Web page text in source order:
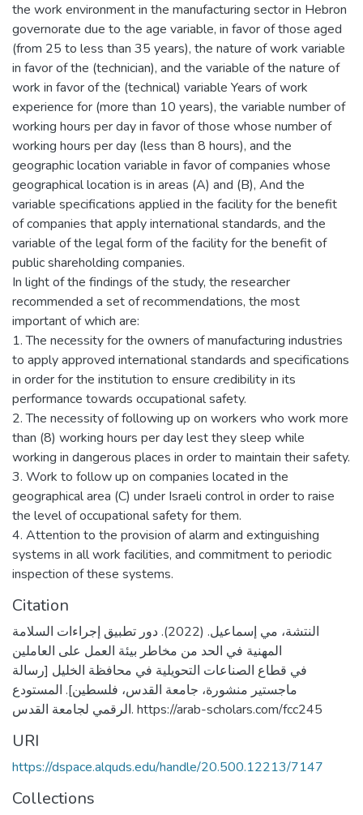
the work environment in the manufacturing sector in Hebron
governorate due to the age variable, in favor of those aged
(from 25 to less than 35 years), the nature of work variable
in favor of the (technician), and the variable of the nature of
work in favor of the (technical) variable Years of work
experience for (more than 10 years), the variable number of
working hours per day in favor of those whose number of
working hours per day (less than 8 hours), and the
geographic location variable in favor of companies whose
geographical location is in areas (A) and (B), And the
variable specifications applied in the facility for the benefit
of companies that apply international standards, and the
variable of the legal form of the facility for the benefit of
public shareholding companies.
In light of the findings of the study, the researcher
recommended a set of recommendations, the most
important of which are:
1. The necessity for the owners of manufacturing industries
to apply approved international standards and specifications
in order for the institution to ensure credibility in its
performance towards occupational safety.
2. The necessity of following up on workers who work more
than (8) working hours per day lest they sleep while
working in dangerous places in order to maintain their safety.
3. Work to follow up on companies located in the
geographical area (C) under Israeli control in order to raise
the level of occupational safety for them.
4. Attention to the provision of alarm and extinguishing
systems in all work facilities, and commitment to periodic
inspection of these systems.
Citation
النتشة، مي إسماعيل. (2022). دور تطبيق إجراءات السلامة
المهنية في الحد من مخاطر بيئة العمل على العاملين
في قطاع الصناعات التحويلية في محافظة الخليل [رسالة
ماجستير منشورة، جامعة القدس، فلسطين]. المستودع
الرقمي لجامعة القدس. https://arab-scholars.com/fcc245
URI
https://dspace.alquds.edu/handle/20.500.12213/7147
Collections